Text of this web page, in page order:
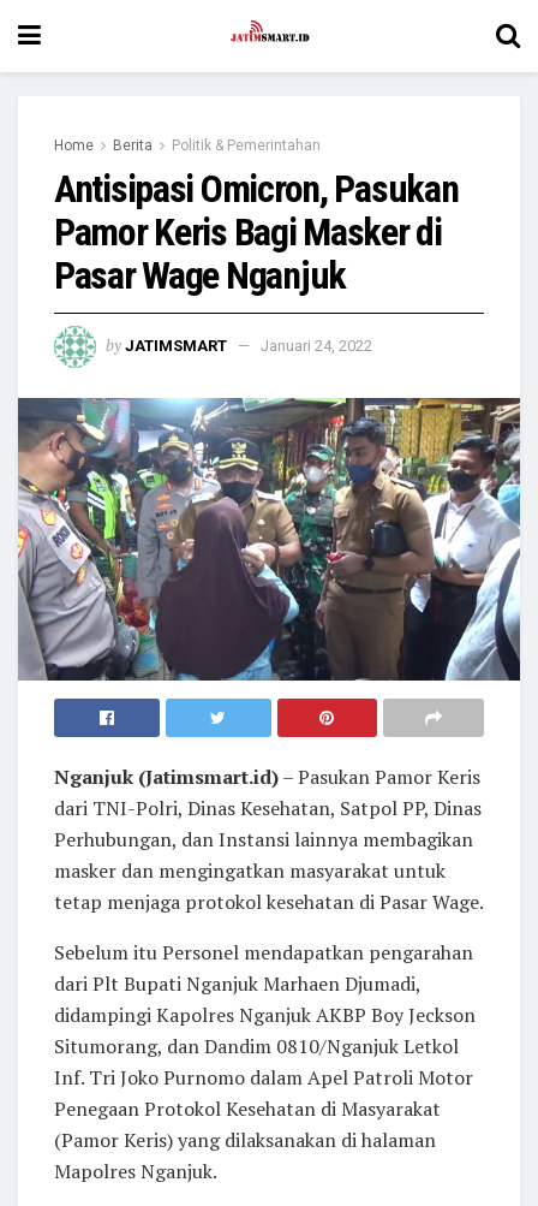
Home Berita Politik & Pemerintahan
Antisipasi Omicron, Pasukan
Pamor Keris Bagi Masker di
Pasar Wage Nganjuk
by JATIMSMART Januari 24, 2022
Nganjuk (Jatimsmart.id)– Pasukan Pamor Keris
dari TNI-Polri, Dinas Kesehatan, Satpol PP, Dinas
Perhubungan, dan Instansi lainnya membagikan
masker dan mengingatkan masyarakat untuk
tetap menjaga protokol kesehatan di Pasar Wage.
Sebelum itu Personel mendapatkan pengarahan
dari Plt Bupati Nganjuk Marhaen Djumadi,
didampingi Kapolres Nganjuk AKBP Boy Jeckson
Situmorang, dan Dandim 0810/Nganjuk Letkol
Inf. Tri Joko Purnomo dalam Apel Patroli Motor
Penegaan Protokol Kesehatan di Masyarakat
(Pamor Keris) yang dilaksanakan di halaman
Mapolres Nganjuk.